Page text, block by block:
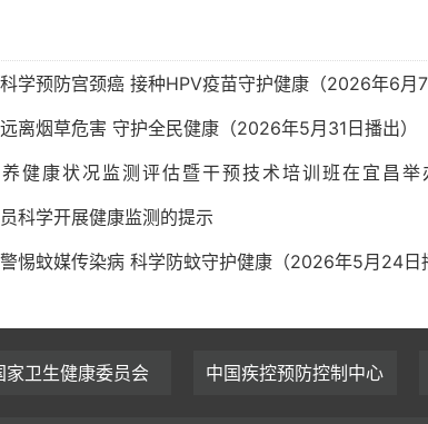
学预防宫颈癌 接种HPV疫苗守护健康（2026年6月7
离烟草危害 守护全民健康（2026年5月31日播出）
健康状况监测评估暨干预技术培训班在宜昌举
科学开展健康监测的提示
惕蚊媒传染病 科学防蚊守护健康（2026年5月24日
家卫生健康委员会 中国疾控预防控制中心